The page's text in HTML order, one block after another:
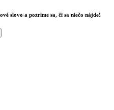
slovo a pozrime sa, či sa niečo nájde!